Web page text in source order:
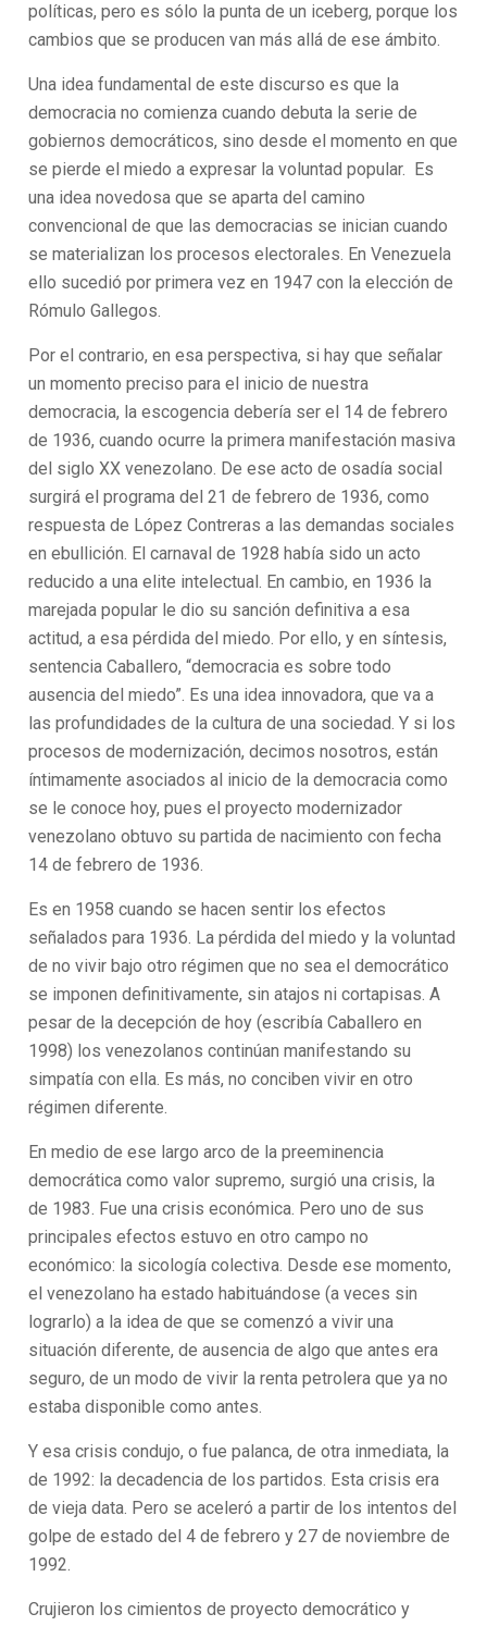
políticas, pero es sólo la punta de un iceberg, porque los
cambios que se producen van más allá de ese ámbito.
Una idea fundamental de este discurso es que la
democracia no comienza cuando debuta la serie de
gobiernos democráticos, sino desde el momento en que
se pierde el miedo a expresar la voluntad popular. Es
una idea novedosa que se aparta del camino
convencional de que las democracias se inician cuando
se materializan los procesos electorales. En Venezuela
ello sucedió por primera vez en 1947 con la elección de
Rómulo Gallegos.
Por el contrario, en esa perspectiva, si hay que señalar
un momento preciso para el inicio de nuestra
democracia, la escogencia debería ser el 14 de febrero
de 1936, cuando ocurre la primera manifestación masiva
del siglo XX venezolano. De ese acto de osadía social
surgirá el programa del 21 de febrero de 1936, como
respuesta de López Contreras a las demandas sociales
en ebullición. El carnaval de 1928 había sido un acto
reducido a una elite intelectual. En cambio, en 1936 la
marejada popular le dio su sanción definitiva a esa
actitud, a esa pérdida del miedo. Por ello, y en síntesis,
sentencia Caballero, “democracia es sobre todo
ausencia del miedo”. Es una idea innovadora, que va a
las profundidades de la cultura de una sociedad. Y si los
procesos de modernización, decimos nosotros, están
íntimamente asociados al inicio de la democracia como
se le conoce hoy, pues el proyecto modernizador
venezolano obtuvo su partida de nacimiento con fecha
14 de febrero de 1936.
Es en 1958 cuando se hacen sentir los efectos
señalados para 1936. La pérdida del miedo y la voluntad
de no vivir bajo otro régimen que no sea el democrático
se imponen definitivamente, sin atajos ni cortapisas. A
pesar de la decepción de hoy (escribía Caballero en
1998) los venezolanos continúan manifestando su
simpatía con ella. Es más, no conciben vivir en otro
régimen diferente.
En medio de ese largo arco de la preeminencia
democrática como valor supremo, surgió una crisis, la
de 1983. Fue una crisis económica. Pero uno de sus
principales efectos estuvo en otro campo no
económico: la sicología colectiva. Desde ese momento,
el venezolano ha estado habituándose (a veces sin
lograrlo) a la idea de que se comenzó a vivir una
situación diferente, de ausencia de algo que antes era
seguro, de un modo de vivir la renta petrolera que ya no
estaba disponible como antes.
Y esa crisis condujo, o fue palanca, de otra inmediata, la
de 1992: la decadencia de los partidos. Esta crisis era
de vieja data. Pero se aceleró a partir de los intentos del
golpe de estado del 4 de febrero y 27 de noviembre de
1992.
Crujieron los cimientos de proyecto democrático y